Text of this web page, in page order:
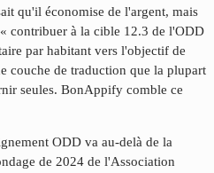
qu'il économise de l'argent, mais
contribuer à la cible 12.3 de l'ODD
par habitant vers l'objectif de
couche de traduction que la plupart
seules. BonAppify comble ce
ODD va au-delà de la
de 2024 de l'Association